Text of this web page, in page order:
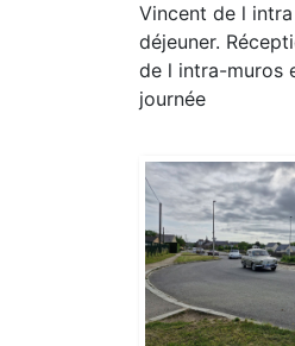
Vincent de l
déjeuner.
de l intra-muros
journée